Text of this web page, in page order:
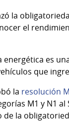
la
el
energética es
que
la resolución
M1 y N1 al
de la